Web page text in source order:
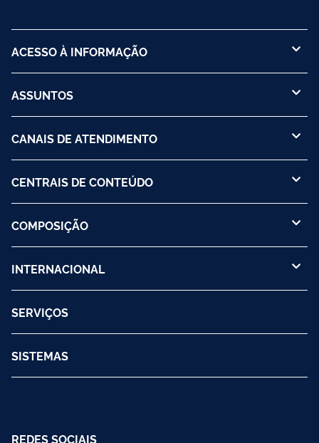
ACESSO À INFORMAÇÃO
ASSUNTOS
CANAIS DE ATENDIMENTO
CENTRAIS DE CONTEÚDO
COMPOSIÇÃO
INTERNACIONAL
SERVIÇOS
SISTEMAS
REDES SOCIAIS